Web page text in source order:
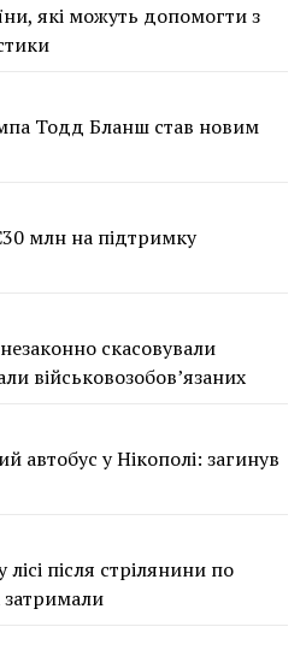
які можуть допомогти з
Тодд Бланш став новим
млн на підтримку
скасовували
військовозобов’язаних
автобус у Нікополі: загинув
після стрілянини по
затримали